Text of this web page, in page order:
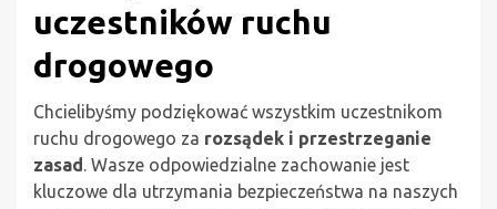
uczestników ruchu
drogowego
Chcielibyśmy podziękować wszystkim uczestnikom
ruchu drogowego za rozsądek i przestrzeganie
zasad. Wasze odpowiedzialne zachowanie jest
kluczowe dla utrzymania bezpieczeństwa na naszych